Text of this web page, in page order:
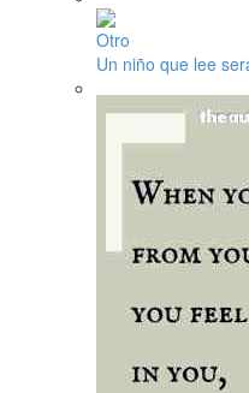
Otro
Un niño que lee